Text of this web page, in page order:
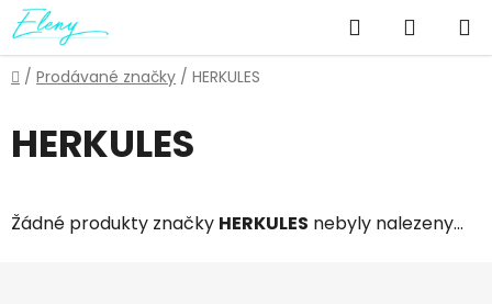
Přejít
na
obsah
Hledat
KOŠÍK
Domů
/ Prodávané značky / HERKULES
HERKULES
Žádné produkty značky HERKULES nebyly nalezeny...